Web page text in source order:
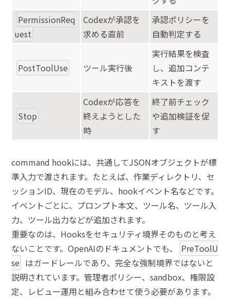
PermissionReq
uest
Codexが承認を
求める直前
承認ポリシーを
自動判定する
PostToolUse ツール実行後
実行結果を検査
し、追加コンテ
キストを渡す
Stop
Codexが応答を
終えようとした
時
終了前チェック
や追加検証を促
す
command hookには、共通してJSONオブジェクトが標
準入力で渡されます。たとえば、作業ディレクトリ、セ
ッションID、現在のモデル、hookイベント名などです。
イベントごとに、プロンプト本文、ツール名、ツール入
力、ツール出力などが追加されます。
重要なのは、Hooksをセキュリティ境界そのものと考え
ないことです。OpenAIのドキュメントでも、
PreToolU
se はガードレールであり、完全な強制境界ではないと
説明されています。管理者ポリシー、sandbox、権限設
定、レビュー運用と組み合わせて使う必要があります。